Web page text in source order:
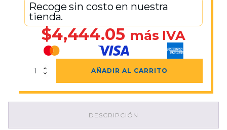
Recoge sin costo en nuestra
tienda.
$4,444.05 más IVA
Contenedor
AÑADIR AL CARRITO
DESCRIPCIÓN